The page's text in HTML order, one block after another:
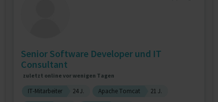
Senior Software Developer und IT
Consultant
zuletzt online vor wenigen Tagen
IT-Mitarbeiter 24 J. Apache Tomcat
21 J.